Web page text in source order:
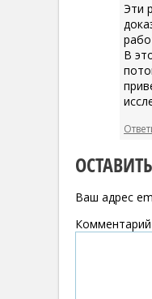
Эти
В
Ваш адрес
Комментарий